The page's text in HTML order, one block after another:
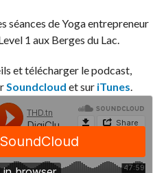
séances de Yoga entrepreneur
1 aux Berges du Lac.
et télécharger le podcast,
Soundcloud et sur iTunes